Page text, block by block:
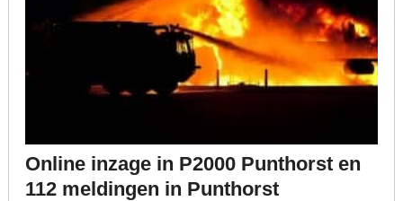
Online inzage in P2000 Punthorst en
112 meldingen in Punthorst